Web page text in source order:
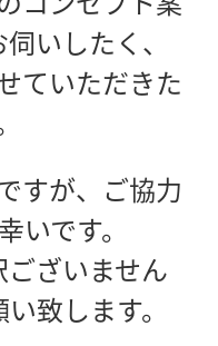
いしたく、
ていただきた
すが、ご協力
いです。
ざいません
致します。